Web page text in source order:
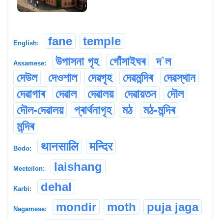
English: fane temple
Assamese: উপাসনা গৃহ গোঁসাইঘৰ
দ`ল
দেউল
দেওশাল দেৱগৃহ দেৱমন্দিৰ
দেৱস্থান
দেৱাগাৰ
দেৱাল দেৱালয় দেৱায়তন
দৌল
দৌল-দেৱালয়
প্ৰাৰ্থনাগৃহ মঠ
মঠ-মন্দিৰ
মন্দিৰ
Bodo: थानसालि मन्दिर
Meeteilon: laishang
Karbi: dehal
Nagamese: mondir moth puja jaga